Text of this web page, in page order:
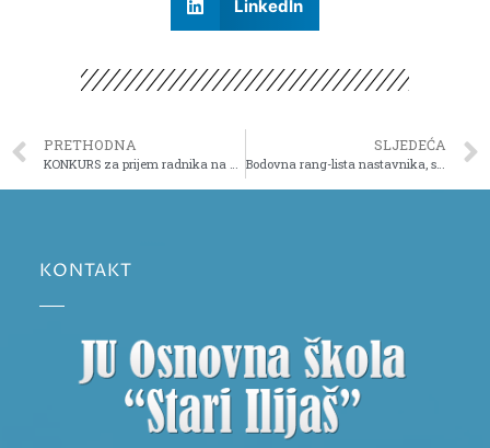
LinkedIn
PRETHODNA
KONKURS za prijem radnika na upražnjena radna mjesta u školskoj 2022/2023. godini
SLJEDEĆA
Bodovna rang-lista nastavnika, stručnih saradnika i saradnika
KONTAKT